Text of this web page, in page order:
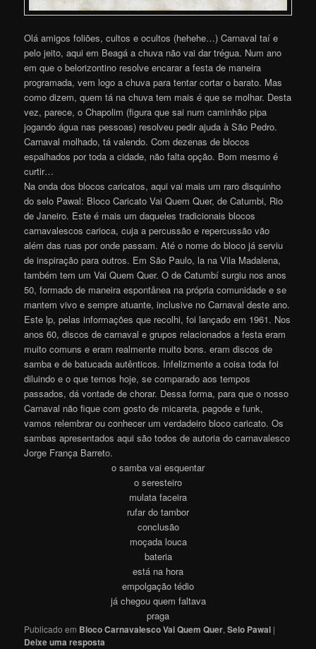
Olá amigos foliões, cultos e ocultos (hehehe…) Carnaval taí e
pelo jeito, aqui em Beagá a chuva não vai dar trégua. Num ano
em que o belorizontino resolve encarar a festa de maneira
programada, vem logo a chuva para tentar cortar o barato. Mas
como dizem, quem tá na chuva tem mais é que se molhar. Desta
vez, parece, o Chapolim (figura que sai num caminhão pipa
jogando água nas pessoas) resolveu pedir ajuda à São Pedro.
Carnaval molhado, tá valendo. Com dezenas de blocos
espalhados por toda a cidade, não falta opção. Bom mesmo é
curtir…
Na onda dos blocos caricatos, aqui vai mais um raro disquinho
do selo Pawal: Bloco Caricato Vai Quem Quer, de Catumbi, Rio
de Janeiro. Este é mais um daqueles tradicionais blocos
carnavalescos carioca, cuja a percussão e repercussão vão
além das ruas por onde passam. Até o nome do bloco já serviu
de inspiração para outros. Em São Paulo, la na Vila Madalena,
também tem um Vai Quem Quer. O de Catumbí surgiu nos anos
50, formado de maneira espontânea na própria comunidade e se
mantem vivo e sempre atuante, inclusive no Carnaval deste ano.
Este lp, pelas informações que recolhi, foi lançado em 1961. Nos
anos 60, discos de carnaval e grupos relacionados a festa eram
muito comuns e eram realmente muito bons. eram discos de
samba e de batucada autênticos. Infelizmente a coisa toda foi
diluindo e o que temos hoje, se comparado aos tempos
passados, dá vontade de chorar. Dessa forma, para que o nosso
Carnaval não fique com gosto de micareta, pagode e funk,
vamos relembrar ou conhecer um verdadeiro bloco caricato. Os
sambas apresentados aqui são todos de autoria do carnavalesco
Jorge França Barreto.
o samba vai esquentar
o seresteiro
mulata faceira
rufar do tambor
conclusão
moçada louca
bateria
está na hora
empolgação tédio
já chegou quem faltava
praga
Publicado em Bloco Carnavalesco Vai Quem Quer,Selo Pawal |
Deixe uma resposta